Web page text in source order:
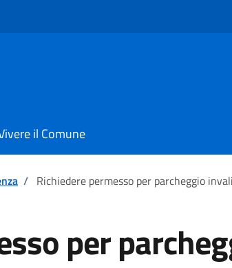
il Comune
/ Richiedere permesso per parcheggio
per